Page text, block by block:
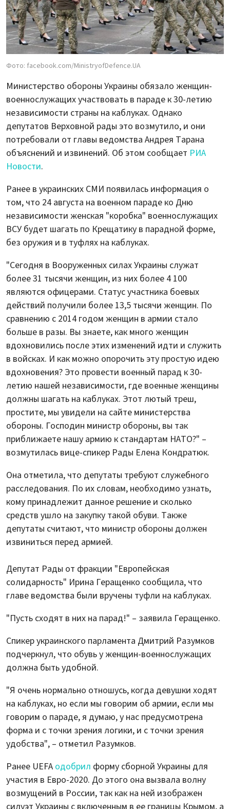
Фото: facebook.com/MinistryofDefence.UA
Министерство обороны Украины обязало женщин-
военнослужащих участвовать в параде к 30-летию
независимости страны на каблуках. Однако
депутатов Верховной рады это возмутило, и они
потребовали от главы ведомства Андрея Тарана
объяснений и извинений. Об этом сообщает РИА
Новости.
Ранее в украинских СМИ появилась информация о
том, что 24 августа на военном параде ко Дню
независимости женская "коробка" военнослужащих
ВСУ будет шагать по Крещатику в парадной форме,
без оружия и в туфлях на каблуках.
"Сегодня в Вооруженных силах Украины служат
более 31 тысячи женщин, из них более 4 100
являются офицерами. Статус участника боевых
действий получили более 13,5 тысячи женщин. По
сравнению с 2014 годом женщин в армии стало
больше в разы. Вы знаете, как много женщин
вдохновились после этих изменений идти и служить
в войсках. И как можно опорочить эту простую идею
вдохновения? Это провести военный парад к 30-
летию нашей независимости, где военные женщины
должны шагать на каблуках. Этот лютый треш,
простите, мы увидели на сайте министерства
обороны. Господин министр обороны, вы так
приближаете нашу армию к стандартам НАТО?" –
возмутилась вице-спикер Рады Елена Кондратюк.
Она отметила, что депутаты требуют служебного
расследования. По их словам, необходимо узнать,
кому принадлежит данное решение и сколько
средств ушло на закупку такой обуви. Также
депутаты считают, что министр обороны должен
извиниться перед армией.
Депутат Рады от фракции "Европейская
солидарность" Ирина Геращенко сообщила, что
главе ведомства были вручены туфли на каблуках.
"Пусть сходят в них на парад!" – заявила Геращенко.
Спикер украинского парламента Дмитрий Разумков
подчеркнул, что обувь у женщин-военнослужащих
должна быть удобной.
"Я очень нормально отношусь, когда девушки ходят
на каблуках, но если мы говорим об армии, если мы
говорим о параде, я думаю, у нас предусмотрена
форма и с точки зрения логики, и с точки зрения
удобства", – отметил Разумков.
Ранее UEFA одобрил форму сборной Украины для
участия в Евро-2020. До этого она вызвала волну
возмущений в России, так как на ней изображен